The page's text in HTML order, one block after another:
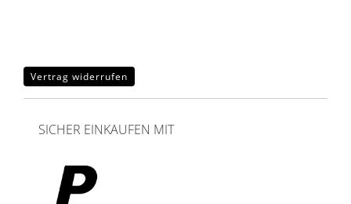
Vertrag widerrufen
SICHER EINKAUFEN MIT